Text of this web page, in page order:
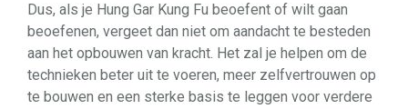
Dus, als je Hung Gar Kung Fu beoefent of wilt gaan
beoefenen, vergeet dan niet om aandacht te besteden
aan het opbouwen van kracht. Het zal je helpen om de
technieken beter uit te voeren, meer zelfvertrouwen op
te bouwen en een sterke basis te leggen voor verdere